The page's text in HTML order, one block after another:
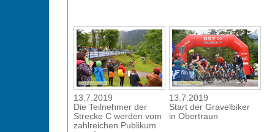
13.7.2019
Die Teilnehmer der
Strecke C werden vom
zahlreichen Publikum
13.7.2019
Start der Gravelbiker
in Obertraun